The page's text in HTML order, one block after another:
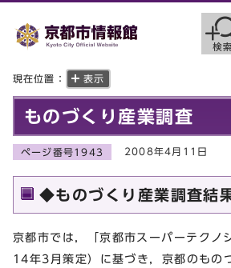
現在位置： 表示
ものづくり産業調査
ページ番号1943 2008年4月11日
◆ものづくり産業調査結
京都市では，「京都市スーパーテクノ
14年3月策定）に基づき，京都のもの